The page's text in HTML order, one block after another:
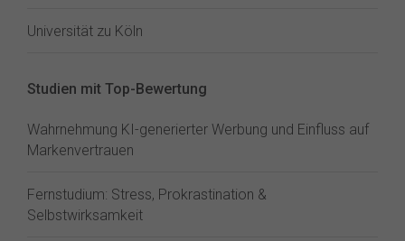
Universität zu Köln
Studien mit Top-Bewertung
Wahrnehmung KI-generierter Werbung und Einfluss auf
Markenvertrauen
Fernstudium: Stress, Prokrastination &
Selbstwirksamkeit